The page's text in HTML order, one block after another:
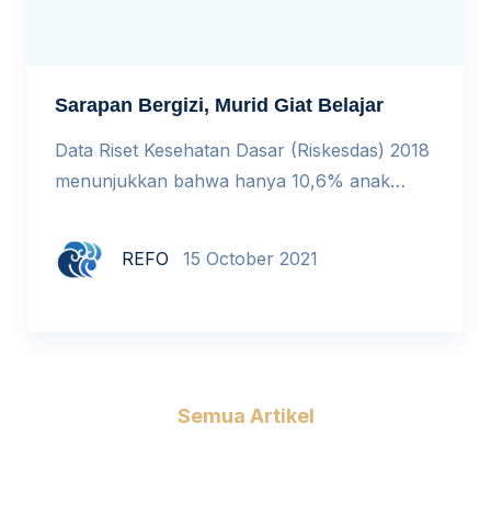
Sarapan Bergizi, Murid Giat Belajar
Data Riset Kesehatan Dasar (Riskesdas) 2018
menunjukkan bahwa hanya 10,6% anak
asupan energi 30% kebutuhan sehari.
Berdasarkan data yang sama, 26% anak
menyimpulkan bahwa ada hubungan antara
REFO 15 October 2021
Semua Artikel